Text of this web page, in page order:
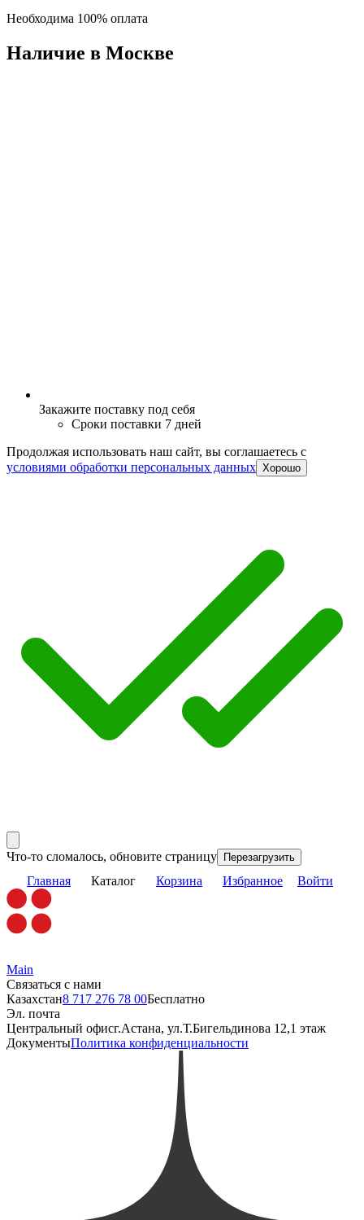
Необходима 100% оплата
Наличие в Москвe
Закажите поставку под себя
Сроки поставки 7 дней
Продолжая использовать наш сайт, вы соглашаетесь c
условиями обработки персональных данных Хорошо
Что-то сломалось, обновите страницу Перезагрузить
Главная Каталог Корзина Избранное Войти
Main
Связаться с нами
Казахстан8 717 276 78 00Бесплатно
Эл. почта
Центральный офисг.Астана, ул.Т.Бигельдинова 12,1 этаж
ДокументыПолитика конфиденциальности